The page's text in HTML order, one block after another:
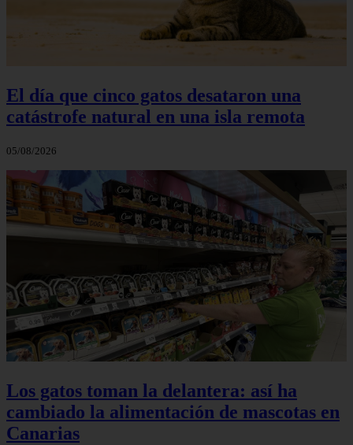
El día que cinco gatos desataron una
catástrofe natural en una isla remota
05/08/2026
Los gatos toman la delantera: así ha
cambiado la alimentación de mascotas en
Canarias